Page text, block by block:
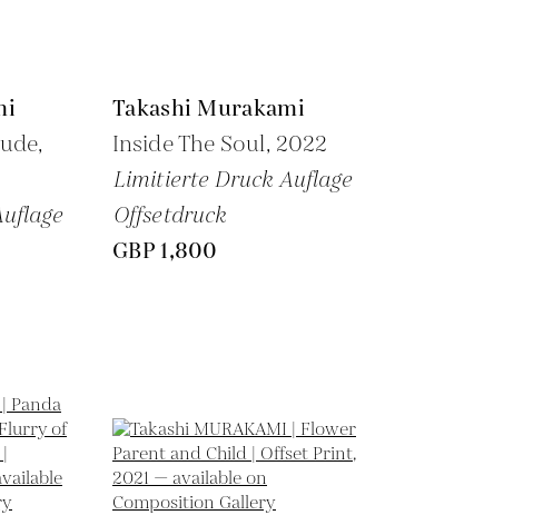
Takashi Murakami
Inside The Soul, 2022
Limitierte Druck Auflage
Offsetdruck
GBP 1,800